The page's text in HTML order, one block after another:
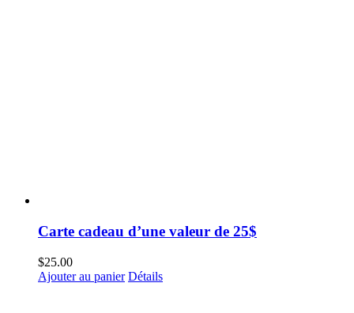
Carte cadeau d’une valeur de 25$
$25.00
Ajouter au panier Détails